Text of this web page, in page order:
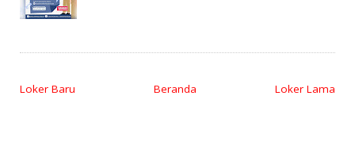
Loker Baru Loker Lama
Beranda